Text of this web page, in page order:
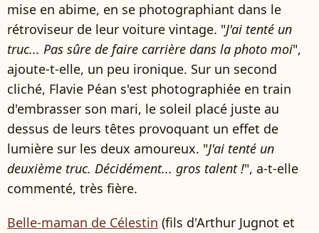
mise en abime, en se photographiant dans le
rétroviseur de leur voiture vintage. "J'ai tenté un
truc... Pas sûre de faire carrière dans la photo moi",
ajoute-t-elle, un peu ironique. Sur un second
cliché, Flavie Péan s'est photographiée en train
d'embrasser son mari, le soleil placé juste au
dessus de leurs têtes provoquant un effet de
lumière sur les deux amoureux. "J'ai tenté un
deuxième truc. Décidément... gros talent !", a-t-elle
commenté, très fière.
Belle-maman de Célestin (fils d'Arthur Jugnot et